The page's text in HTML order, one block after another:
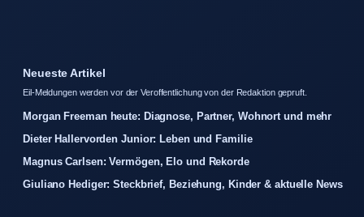
Neueste Artikel
Eil-Meldungen werden vor der Veroffentlichung von der Redaktion gepruft.
Morgan Freeman heute: Diagnose, Partner, Wohnort und mehr
Dieter Hallervorden Junior: Leben und Familie
Magnus Carlsen: Vermögen, Elo und Rekorde
Giuliano Hediger: Steckbrief, Beziehung, Kinder & aktuelle News